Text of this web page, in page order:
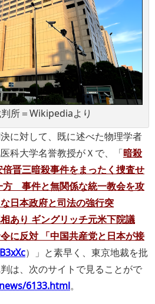
所＝Wikipediaより
に対して、既に述べた物理学者
科大学名誉教授がＸで、「暗殺
晋三暗殺事件をまったく捜査せ
方 事件と無関係な統一教会を攻
日本政府と司法の強行突
あり ギングリッチ元米下院議
に反対 「中国共産党と日本が接
）」と素早く、東京地裁を批
は、次のサイトで見ることがで
6133.html。